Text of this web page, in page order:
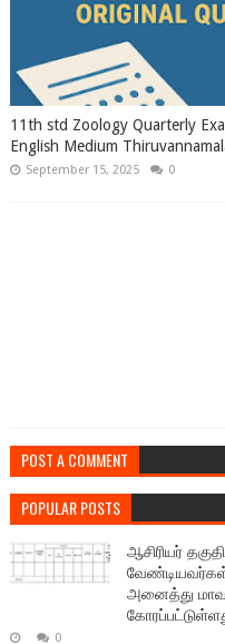
11th std Zoology Quarterly
English Medium
September 15, 2025 0
POST A COMMENT
POPULAR POSTS
ஆசிரியர்
அனைத்து
0